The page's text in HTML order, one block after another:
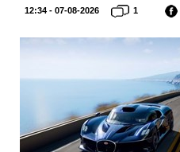
12:34 - 07-08-2026 1